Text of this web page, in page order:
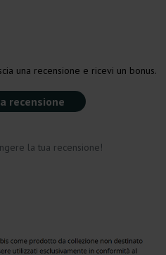
una recensione e ricevi un bonus.
recensione
la tua recensione!